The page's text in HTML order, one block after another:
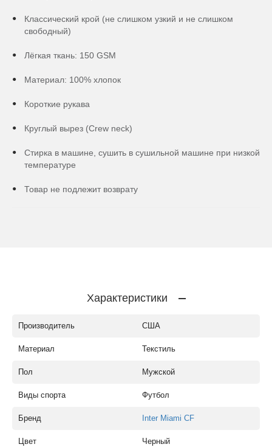
Классический крой (не слишком узкий и не слишком
свободный)
Лёгкая ткань: 150 GSM
Материал: 100% хлопок
Короткие рукава
Круглый вырез (Crew neck)
Стирка в машине, сушить в сушильной машине при низкой
температуре
Товар не подлежит возврату
Характеристики
Производитель США
Материал Текстиль
Пол Мужской
Виды спорта Футбол
Бренд Inter Miami CF
Цвет Черный